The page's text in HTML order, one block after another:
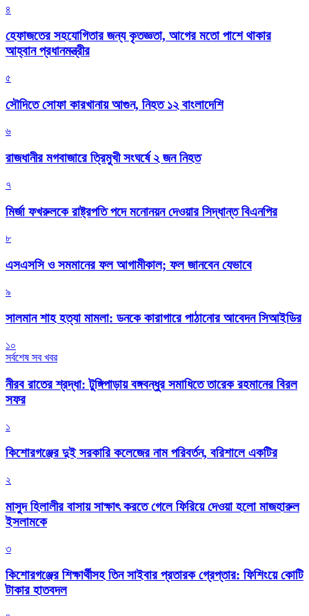
৪
হেফাজতের সহযোগিতার জন্য কৃতজ্ঞতা, আগের মতো পাশে থাকার
আহ্বান প্রধানমন্ত্রীর
৫
সৌদিতে সোফা কারখানায় আগুন, নিহত ১২ বাংলাদেশি
৬
রাজধানীর মগবাজারে ত্রিমুখী সংঘর্ষে ২ জন নিহত
৭
মির্জা ফখরুলকে রাষ্ট্রপতি পদে মনোনয়ন দেওয়ার সিদ্ধান্ত বিএনপির
৮
এসএসসি ও সমমানের ফল আগামীকাল; ফল জানবেন যেভাবে
৯
সালমান শাহ হত্যা মামলা: ডনকে কারাগারে পাঠানোর আবেদন সিআইডির
১০
সর্বশেষ সব খবর
নীরব রাতের শ্রদ্ধা: টুঙ্গিপাড়ায় বঙ্গবন্ধুর সমাধিতে তারেক রহমানের বিরল
সফর
১
কিশোরগঞ্জের দুই সরকারি কলেজের নাম পরিবর্তন, বরিশালে একটির
২
মাসুদ হিলালীর বাসায় সাক্ষাৎ করতে গেলে ফিরিয়ে দেওয়া হলো মাজহারুল
ইসলামকে
৩
কিশোরগঞ্জের শিক্ষার্থীসহ তিন সাইবার প্রতারক গ্রেপ্তার: ফিশিংয়ে কোটি
টাকার হাতবদল